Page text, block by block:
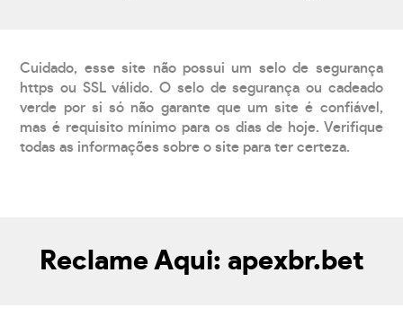
Cuidado, esse site não possui um selo de segurança
https ou SSL válido. O selo de segurança ou cadeado
verde por si só não garante que um site é confiável,
mas é requisito mínimo para os dias de hoje. Verifique
todas as informações sobre o site para ter certeza.
Reclame Aqui: apexbr.bet